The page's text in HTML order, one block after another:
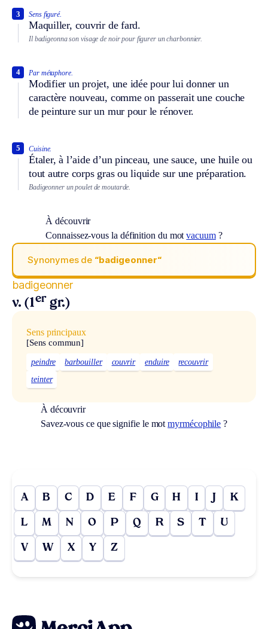
Sens figuré.
Maquiller, couvrir de fard.
3
Il badigeonna son visage de noir pour figurer un charbonnier.
Par métaphore.
Modifier un projet, une idée pour lui donner un
caractère nouveau, comme on passerait une couche
de peinture sur un mur pour le rénover.
4
Cuisine.
Étaler, à l’aide d’un pinceau, une sauce, une huile ou
tout autre corps gras ou liquide sur une préparation.
5
Badigeonner un poulet de moutarde.
À découvrir
Connaissez-vous la définition du motvacuum?
Synonymes de “badigeonner“
badigeonner
v. (1er gr.)
Sens principaux
[Sens commun]
peindre barbouiller couvrir enduire
recouvrir
teinter
À découvrir
Savez-vous ce que signifie le motmyrmécophile ?
A B C D E F G H I J K
L M N O P Q R S T U
V W X Y Z